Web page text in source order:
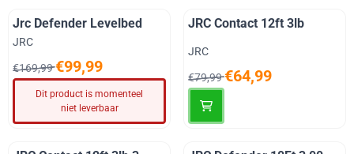
Jrc Defender Levelbed
Merk:
JRC
Van 169,99 voor 99,99
€169,99€99,99
Dit product is momenteel
niet leverbaar
JRC Contact 12ft 3lb
Merk:
JRC
Van 79,99 voor 64,99
€79,99€64,99